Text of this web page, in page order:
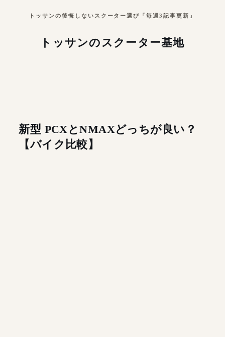
トッサンの後悔しないスクーター選び「毎週3記事更新」
トッサンのスクーター基地
新型 PCXとNMAXどっちが良い？
【バイク比較】